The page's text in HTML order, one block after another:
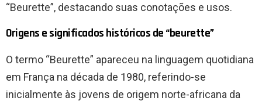
“Beurette”, destacando suas conotações e usos.
Origens e significados históricos de “beurette”
O termo “Beurette” apareceu na linguagem quotidiana
em França na década de 1980, referindo-se
inicialmente às jovens de origem norte-africana da